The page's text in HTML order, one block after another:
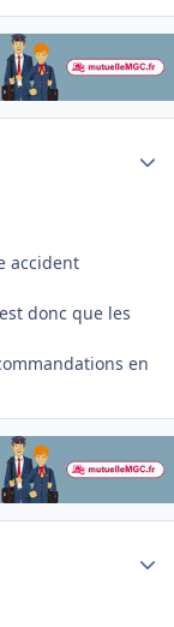
accident
donc que les
en